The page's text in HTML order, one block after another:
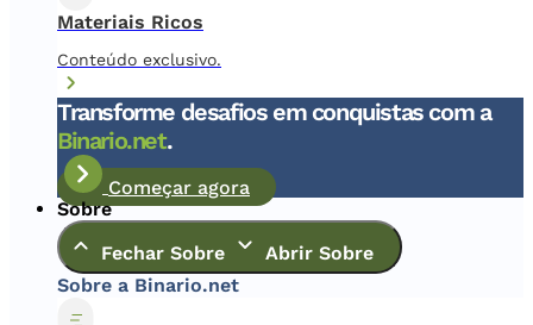
Materiais Ricos
Conteúdo exclusivo.
Transforme desafios em conquistas com a
Binario.net.
Começar agora
Sobre
Fechar Sobre
Abrir Sobre
Sobre a Binario.net